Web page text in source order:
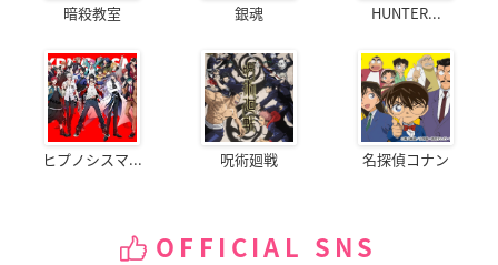
暗殺教室 銀魂 HUNTER...
ヒプノシスマ... 呪術廻戦 名探偵コナン
OFFICIAL SNS